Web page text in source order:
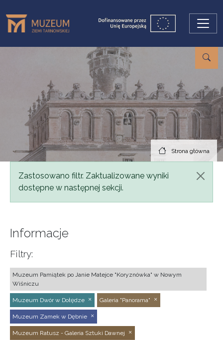
Strona główna
Komunikat
Zastosowano filtr. Zaktualizowane wyniki
dostępne w następnej sekcji.
Informacje
Filtry:
Muzeum Pamiątek po Janie Matejce "Koryznówka" w Nowym
Wiśniczu
Muzeum Dwór w Dołędze Galeria "Panorama"
Muzeum Zamek w Dębnie
Muzeum Ratusz - Galeria Sztuki Dawnej